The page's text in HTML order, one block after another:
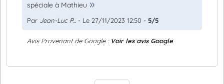
spéciale à Mathieu
Par Jean-Luc P... - Le 27/11/2023 12:50 - 5/5
Avis Provenant de Google : Voir les avis Google